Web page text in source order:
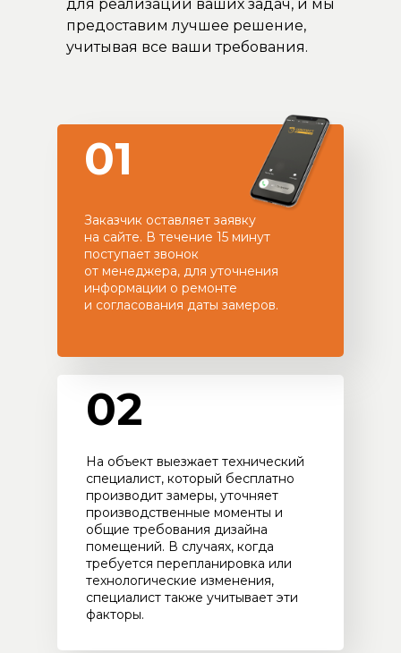
Заказчик оставляет заявку
на сайте. В течение 15 минут
поступает звонок
от менеджера, для уточнения
информации о ремонте
и согласования даты замеров.
На объект выезжает технический
специалист, который бесплатно
производит замеры, уточняет
производственные моменты и
общие требования дизайна
помещений. В случаях, когда
требуется перепланировка или
технологические изменения,
специалист также учитывает эти
факторы.
01
02
для реализации ваших задач, и мы
предоставим лучшее решение,
учитывая все ваши требования.